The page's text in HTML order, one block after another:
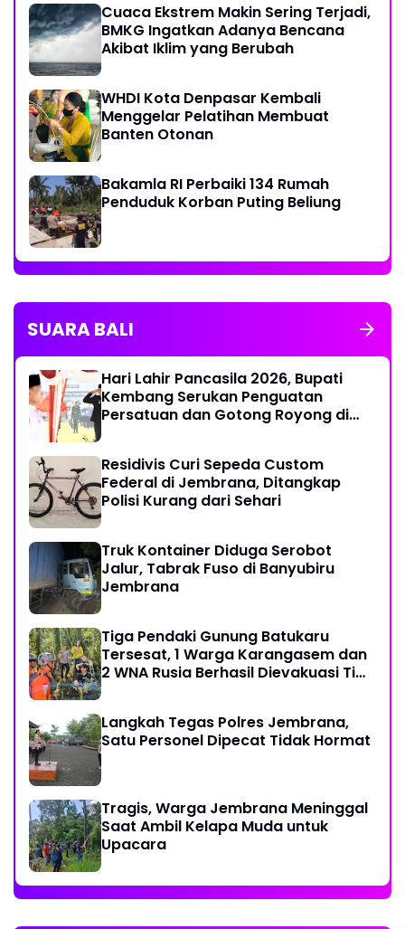
Cuaca Ekstrem Makin Sering Terjadi,
BMKG Ingatkan Adanya Bencana
Akibat Iklim yang Berubah
WHDI Kota Denpasar Kembali
Menggelar Pelatihan Membuat
Banten Otonan
Bakamla RI Perbaiki 134 Rumah
Penduduk Korban Puting Beliung
SUARA BALI
Hari Lahir Pancasila 2026, Bupati
Kembang Serukan Penguatan
Persatuan dan Gotong Royong di
Residivis Curi Sepeda Custom
Federal di Jembrana, Ditangkap
Polisi Kurang dari Sehari
Truk Kontainer Diduga Serobot
Jalur, Tabrak Fuso di Banyubiru
Jembrana
Tiga Pendaki Gunung Batukaru
Tersesat, 1 Warga Karangasem dan
2 WNA Rusia Berhasil Dievakuasi Tim
Langkah Tegas Polres Jembrana,
Satu Personel Dipecat Tidak Hormat
Tragis, Warga Jembrana Meninggal
Saat Ambil Kelapa Muda untuk
Upacara